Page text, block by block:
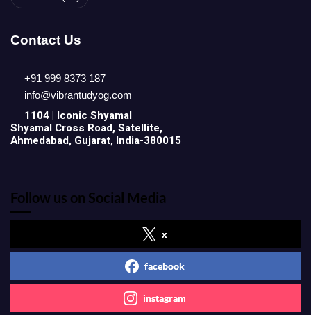
Contact Us
+91 999 8373 187
info@vibrantudyog.com
1104 | Iconic Shyamal
Shyamal Cross Road, Satellite,
Ahmedabad, Gujarat, India-380015
Follow us on Social Media
x
facebook
instagram